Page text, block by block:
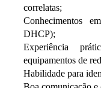
correlatas;
Conhecimentos
DHCP);
Experiência
equipamentos de
Habilidade para